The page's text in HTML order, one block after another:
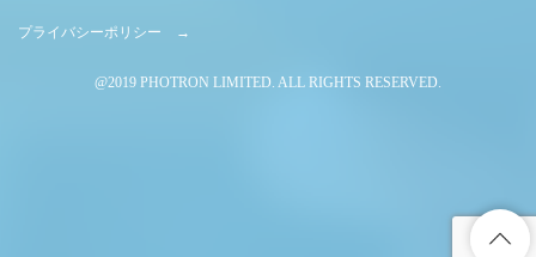
プライバシーポリシー →
@2019 PHOTRON LIMITED. ALL RIGHTS RESERVED.